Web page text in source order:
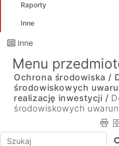
Raporty
Inne
Inne
Menu
Ochrona środowiska /
środowiskowych
realizację inwestycji /
środowiskowych
Wpisz tekst do wyszukania